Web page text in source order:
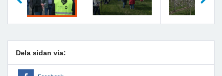
Dela sidan via: